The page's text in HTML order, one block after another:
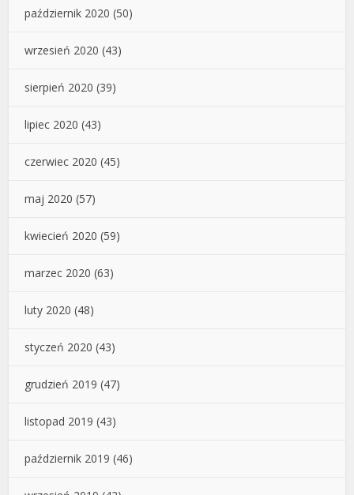
październik 2020 (50)
wrzesień 2020 (43)
sierpień 2020 (39)
lipiec 2020 (43)
czerwiec 2020 (45)
maj 2020 (57)
kwiecień 2020 (59)
marzec 2020 (63)
luty 2020 (48)
styczeń 2020 (43)
grudzień 2019 (47)
listopad 2019 (43)
październik 2019 (46)